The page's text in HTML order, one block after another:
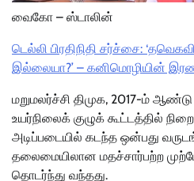
வைகோ – ஸ்டாலின்
டெல்லி பிரதிநிதி சர்ச்சை:
இல்லையா?’ – கனிமொழியின்
மறுமலர்ச்சி திமுக, 2017-ம்
உயர்நிலைக் குழுக் கூட்டத்தில்
அடிப்படையில் கடந்த ஒன்பது
தலைமையிலான மதச்சார்பற்ற
தொடர்ந்து வந்தது.